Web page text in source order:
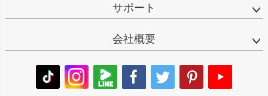
サポート
会社概要